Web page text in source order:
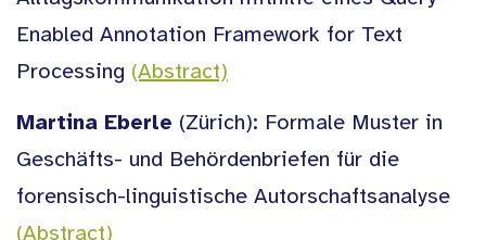
Enabled Annotation Framework for Text
Processing (Abstract)
Martina Eberle (Zürich): Formale Muster in
Geschäfts- und Behördenbriefen für die
forensisch-linguistische Autorschaftsanalyse
(Abstract)